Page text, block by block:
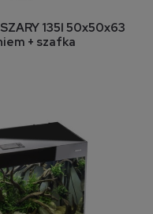
135l 50x50x63
+ szafka